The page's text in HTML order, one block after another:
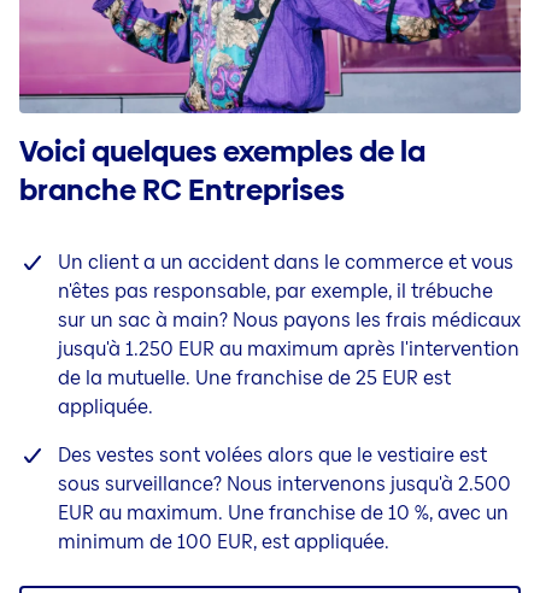
Voici quelques exemples de la
branche RC Entreprises
Un client a un accident dans le commerce et vous
n'êtes pas responsable, par exemple, il trébuche
sur un sac à main? Nous payons les frais médicaux
jusqu'à 1.250 EUR au maximum après l'intervention
de la mutuelle. Une franchise de 25 EUR est
appliquée.
Des vestes sont volées alors que le vestiaire est
sous surveillance? Nous intervenons jusqu'à 2.500
EUR au maximum. Une franchise de 10 %, avec un
minimum de 100 EUR, est appliquée.